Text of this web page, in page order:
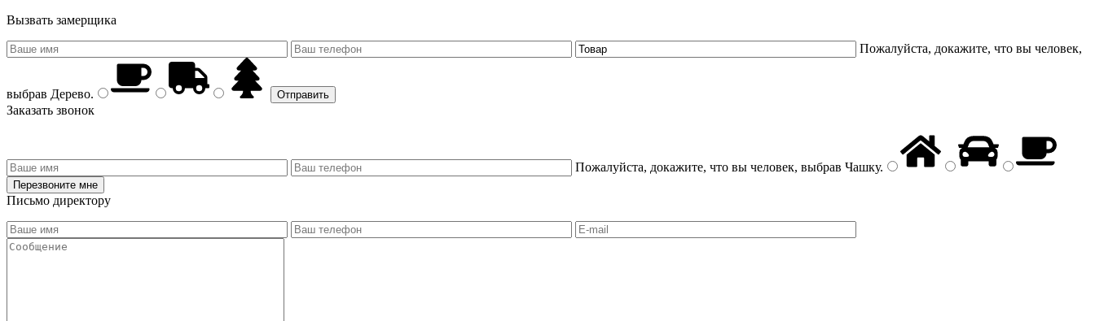
Вызвать замерщика
Пожалуйста, докажите, что вы человек,
выбрав Дерево.
Заказать звонок
Пожалуйста, докажите, что вы человек, выбрав Чашку.
Письмо директору